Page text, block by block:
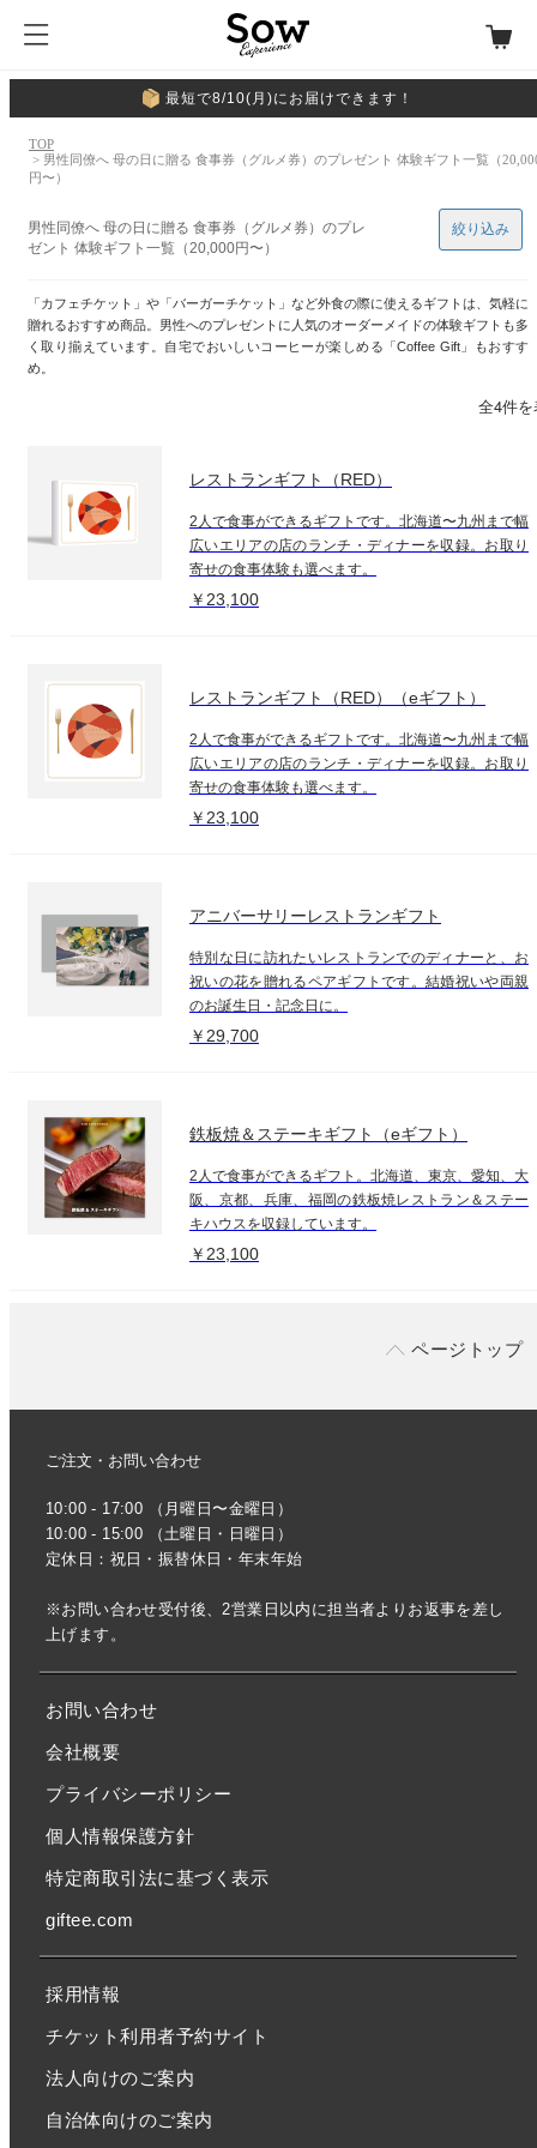
最短で8/10(月)にお届けできます！
TOP
> 男性同僚へ 母の日に贈る 食事券（グルメ券）のプレゼント 体験ギフト一覧（
円〜）
男性同僚へ 母の日に贈る 食事券（グルメ券）のプレ
ゼント 体験ギフト一覧（20,000円〜）
「カフェチケット」や「バーガーチケット」など外食の際に使えるギフトは、気軽に
贈れるおすすめ商品。男性へのプレゼントに人気のオーダーメイドの体験ギフトも多
く取り揃えています。自宅でおいしいコーヒーが楽しめる「Coffee Gift」もおすす
め。
絞り込み
全4件
レストランギフト（RED）
2人で食事ができるギフトです。北海道〜九州まで幅
広いエリアの店のランチ・ディナーを収録。お取り
寄せの食事体験も選べます。
￥23,100
レストランギフト（RED）（eギフト）
2人で食事ができるギフトです。北海道〜九州まで幅
広いエリアの店のランチ・ディナーを収録。お取り
寄せの食事体験も選べます。
￥23,100
アニバーサリーレストランギフト
特別な日に訪れたいレストランでのディナーと、お
祝いの花を贈れるペアギフトです。結婚祝いや両親
のお誕生日・記念日に。
￥29,700
鉄板焼＆ステーキギフト（eギフト）
2人で食事ができるギフト。北海道、東京、愛知、大
阪、京都、兵庫、福岡の鉄板焼レストラン＆ステー
キハウスを収録しています。
￥23,100
ページトップ
ご注文・お問い合わせ
10:00 - 17:00 （月曜日〜金曜日）
10:00 - 15:00 （土曜日・日曜日）
定休日：祝日・振替休日・年末年始
※お問い合わせ受付後、2営業日以内に担当者よりお返事を差し
上げます。
お問い合わせ
会社概要
プライバシーポリシー
個人情報保護方針
特定商取引法に基づく表示
giftee.com
採用情報
チケット利用者予約サイト
法人向けのご案内
自治体向けのご案内